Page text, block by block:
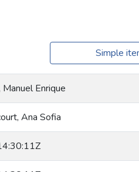
Simple
Enrique
Ana Sofia